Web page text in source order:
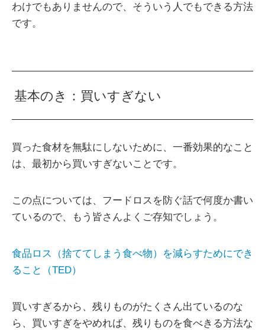
わけでもありませんので、そういう人でもできる方法
です。
基本のき：買いすぎない
買った食材を無駄にしないために、一番効果的なこと
は、最初から買いすぎないことです。
この点については、フードロスを防ぐ話で何度か書い
ているので、もう皆さんよくご存知でしょう。
食品ロス（捨ててしまう食べ物）を減らすためにでき
ること（TED）
買いすぎるから、残りものがたくさん出ているのな
ら、買いすぎをやめれば、残りものを食べきる方法な